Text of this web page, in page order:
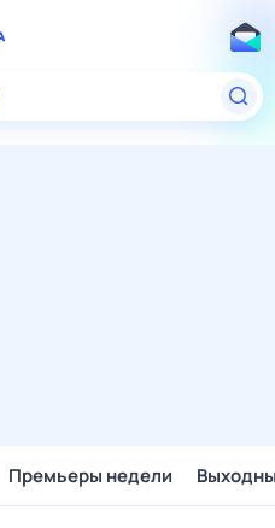
Премьеры недели